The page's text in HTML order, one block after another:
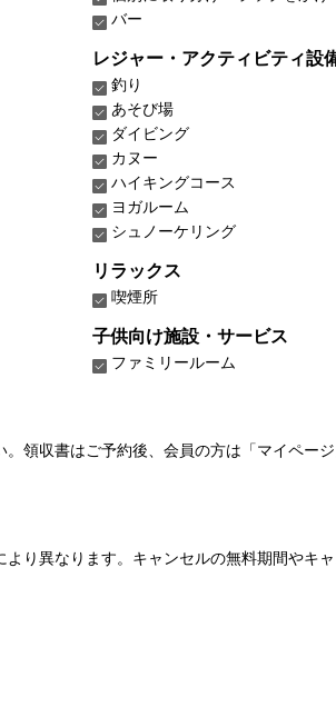
バー
レジャー・アクティビティ設
釣り
あそび場
ダイビング
カヌー
ハイキングコース
ヨガルーム
シュノーケリング
リラックス
喫煙所
子供向け施設・サービス
ファミリールーム
領収書はご予約後、会員の方は「マイペー
り異なります。キャンセルの無料期間やキ